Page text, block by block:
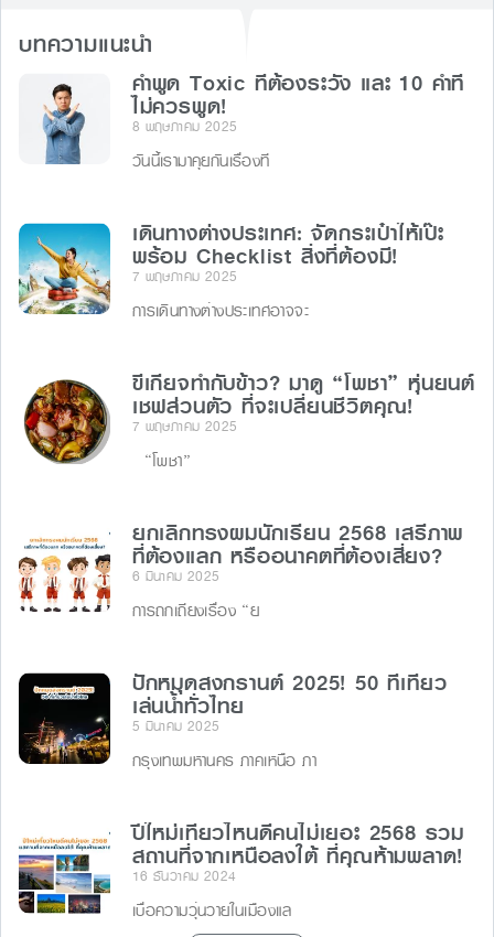
o
er
บทความแนะนำ
คำพูด Toxic ที่ต้องระวัง และ 10 คำที่
ไม่ควรพูด!
8 พฤษภาคม 2025
วันนี้เรามาคุยกันเรื่องที
เดินทางต่างประเทศ: จัดกระเป๋าให้เป๊ะ
พร้อม Checklist สิ่งที่ต้องมี!
7 พฤษภาคม 2025
การเดินทางต่างประเทศอาจจะ
ขี้เกียจทำกับข้าว? มาดู “โพชา” หุ่นยนต์
เชฟส่วนตัว ที่จะเปลี่ยนชีวิตคุณ!
7 พฤษภาคม 2025
“โพชา”
ยกเลิกทรงผมนักเรียน 2568 เสรีภาพ
ที่ต้องแลก หรืออนาคตที่ต้องเสี่ยง?
6 มีนาคม 2025
การถกเถียงเรื่อง “ย
ปักหมุดสงกรานต์ 2025! 50 ที่เที่ยว
เล่นน้ำทั่วไทย
5 มีนาคม 2025
กรุงเทพมหานคร ภาคเหนือ ภา
ปีใหม่เที่ยวไหนดีคนไม่เยอะ 2568 รวม
สถานที่จากเหนือลงใต้ ที่คุณห้ามพลาด!
16 ธันวาคม 2024
เบื่อความวุ่นวายในเมืองแล